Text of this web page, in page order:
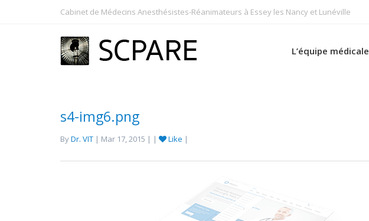
Cabinet de Médecins Anesthésistes-Réanimateurs à Essey les Nancy et Lunéville
L’équipe médicale
s4-img6.png
ByDr. VIT | Mar 17, 2015 | | Like |